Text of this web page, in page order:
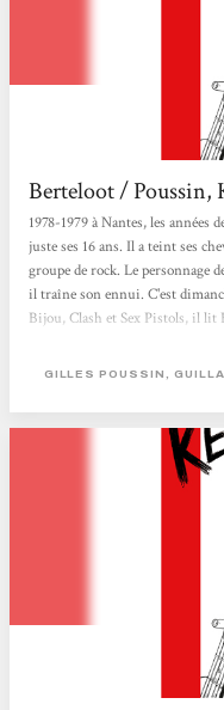
Berteloot / Poussin,
1978-1979 à Nantes, les
juste ses 16 ans. Il a teint ses
groupe de rock. Le personnage
il traîne son ennui. C'est
Bijou, Clash et Sex Pistols, il lit
Ketchup c'est clair, rien ne
GILLES POUSSIN,